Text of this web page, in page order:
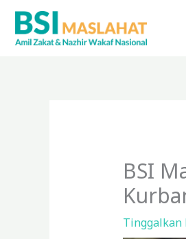
Lewati
konten
BSI
Tinggalkan